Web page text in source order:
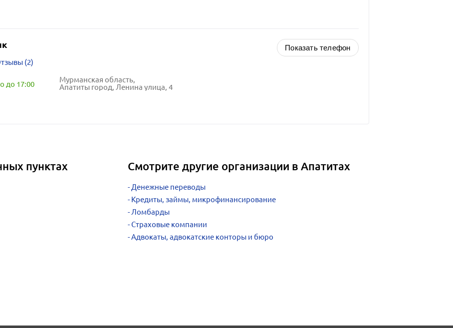
(2)
до 17:00
Мурманская область,
Апатиты город, Ленина улица, 4
Показать телефон
пунктах Смотрите другие организации в Апатитах
Денежные переводы
Кредиты, займы, микрофинансирование
Ломбарды
Страховые компании
Адвокаты, адвокатские конторы и бюро